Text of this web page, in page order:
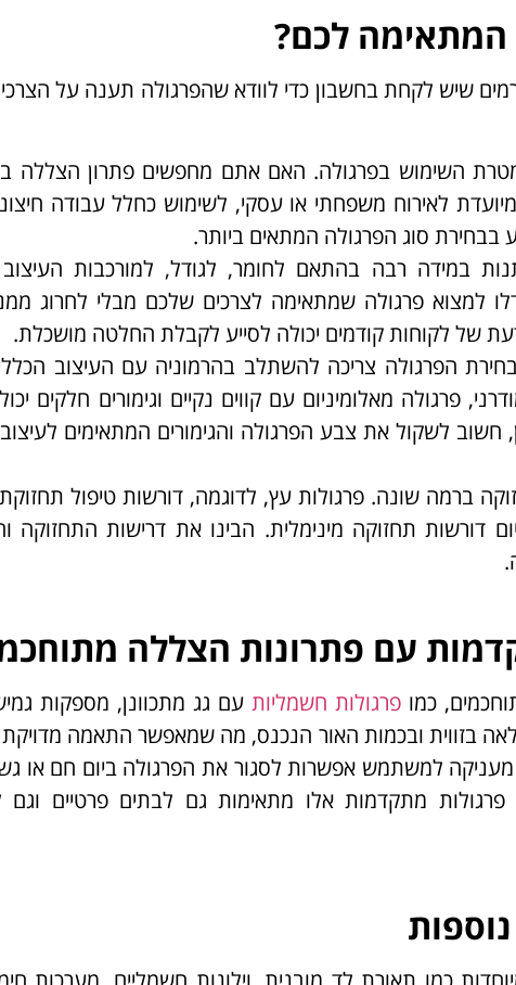
המתאימה לכם?
שיש לקחת בחשבון כדי לוודא שהפרגולה תענה על
השימוש בפרגולה. האם אתם מחפשים פתרון הצללה
לאירוח משפחתי או עסקי, לשימוש כחלל עבודה
סוג הפרגולה המתאים ביותר.
במידה רבה בהתאם לחומר, לגודל, למורכבות העיצוב
למצוא פרגולה שמתאימה לצרכים שלכם מבלי לחרוג
של לקוחות קודמים יכולה לסייע לקבלת החלטה מושכלת.
הפרגולה צריכה להשתלב בהרמוניה עם העיצוב
פרגולה מאלומיניום עם קווים נקיים וגימורים חלקים
חשוב לשקול את צבע הפרגולה והגימורים המתאימים
ברמה שונה. פרגולות עץ, לדוגמה, דורשות טיפול
דורשות תחזוקה מינימלית. הבינו את דרישות התחזוקה
עם פתרונות הצללה
כמו פרגולות חשמליותעם גג מתכוונן, מספקות
בזווית ובכמות האור הנכנס, מה שמאפשר התאמה מדויקת
מעניקה למשתמש אפשרות לסגור את הפרגולה ביום חם או
פרגולות מתקדמות אלו מתאימות גם לבתים פרטיים